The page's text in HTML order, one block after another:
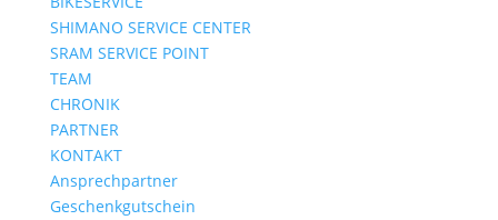
SHIMANO SERVICE CENTER
SRAM SERVICE POINT
TEAM
CHRONIK
PARTNER
KONTAKT
Ansprechpartner
Geschenkgutschein